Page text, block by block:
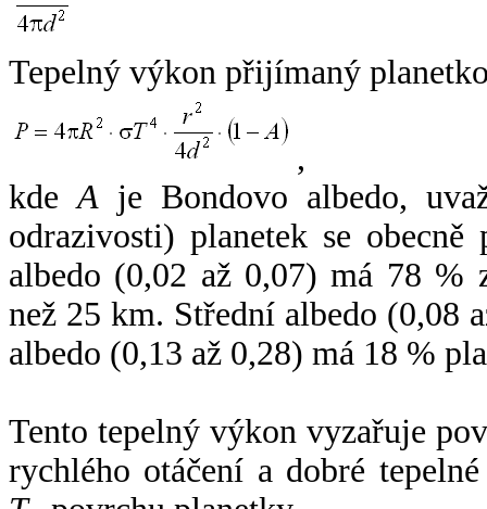
Tepelný výkon přijímaný
,
kdeA je Bondovo albedo,
odrazivosti) planetek se
albedo (0,02 až 0,07) má 78 %
než 25 km. Střední albedo (0,08
albedo (0,13 až 0,28) má 18 %
Tento tepelný výkon vyzařuje
rychlého otáčení a dobré